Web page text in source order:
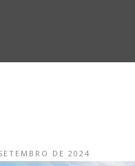
DE 2024